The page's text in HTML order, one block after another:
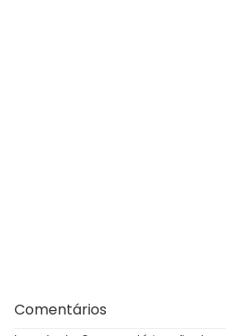
Comentários